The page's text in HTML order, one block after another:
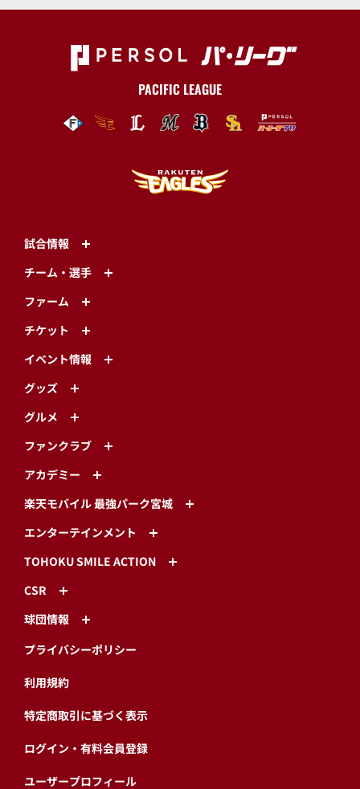
PACIFIC LEAGUE
試合情報
チーム・選手
ファーム
チケット
イベント情報
グッズ
グルメ
ファンクラブ
アカデミー
楽天モバイル 最強パーク宮城
エンターテインメント
TOHOKU SMILE ACTION
CSR
球団情報
プライバシーポリシー
利用規約
特定商取引に基づく表示
ログイン・有料会員登録
ユーザープロフィール